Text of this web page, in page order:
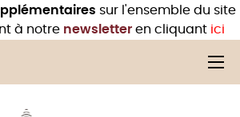
sur l'ensemble du site
à notre newsletter en cliquant ici
☰